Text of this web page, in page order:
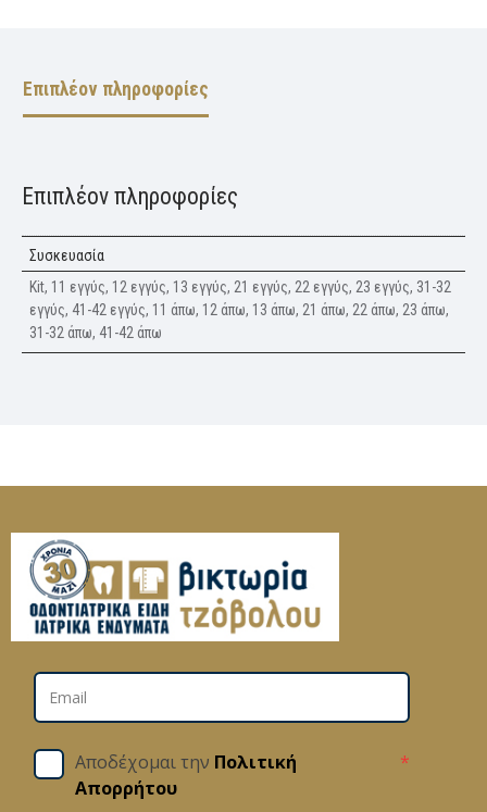
Επιπλέον πληροφορίες
Επιπλέον πληροφορίες
Συσκευασία
Kit, 11 εγγύς, 12 εγγύς, 13 εγγύς, 21 εγγύς, 22 εγγύς, 23 εγγύς, 31-32
εγγύς, 41-42 εγγύς, 11 άπω, 12 άπω, 13 άπω, 21 άπω, 22 άπω, 23 άπω,
31-32 άπω, 41-42 άπω
Αποδέχομαι την Πολιτική
Απορρήτου
*